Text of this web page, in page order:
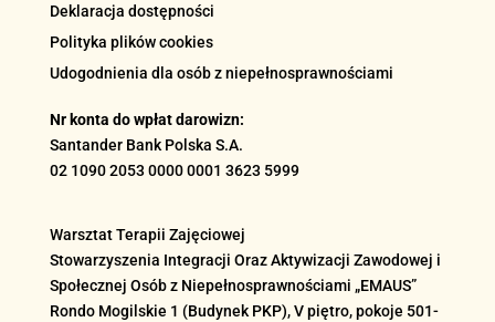
Deklaracja dostępności
Polityka plików cookies
Udogodnienia dla osób z niepełnosprawnościami
Nr konta do wpłat darowizn:
Santander Bank Polska S.A.
02 1090 2053 0000 0001 3623 5999
Warsztat Terapii Zajęciowej
Stowarzyszenia Integracji Oraz Aktywizacji Zawodowej i
Społecznej Osób z Niepełnosprawnościami „EMAUS”
Rondo Mogilskie 1 (Budynek PKP), V piętro, pokoje 501-